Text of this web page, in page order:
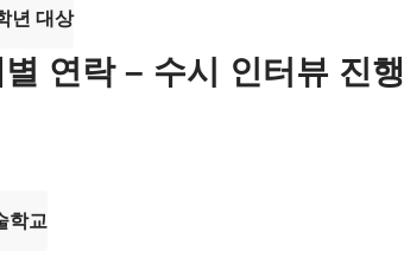
년 대상
연락 – 수시 인터뷰 진행
학교